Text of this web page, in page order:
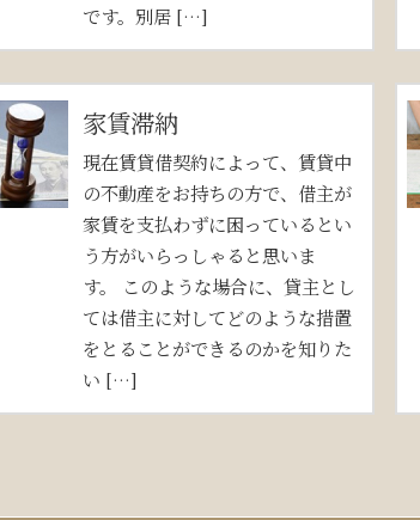
です。別居 […]
家賃滞納
現在賃貸借契約によって、賃貸中
の不動産をお持ちの方で、借主が
家賃を支払わずに困っているとい
う方がいらっしゃると思いま
す。 このような場合に、貸主とし
ては借主に対してどのような措置
をとることができるのかを知りた
い […]